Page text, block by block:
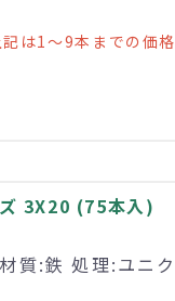
は1～9本までの価格
3X20 (75本入)
質:鉄 処理:ユニク